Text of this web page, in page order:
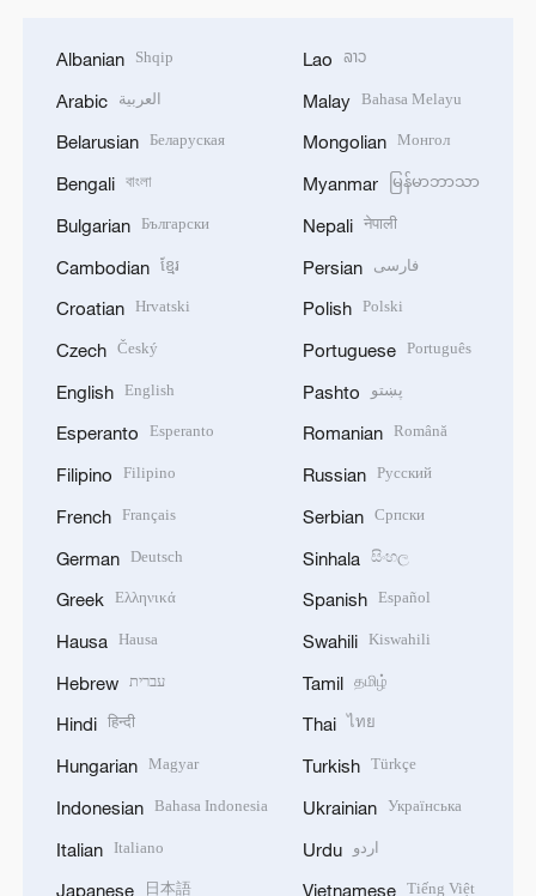
Albanian Shqip
Arabic العربية
Belarusian Беларуская
Bengali বাংলা
Bulgarian Български
Cambodian ខ្មែរ
Croatian Hrvatski
Czech Český
English English
Esperanto Esperanto
Filipino Filipino
French Français
German Deutsch
Greek Ελληνικά
Hausa Hausa
Hebrew עברית
Hindi हिन्दी
Hungarian Magyar
Indonesian Bahasa Indonesia
Italian Italiano
Japanese 日本語
Lao ລາວ
Malay Bahasa Melayu
Mongolian Монгол
Myanmar မြန်မာဘာသာ
Nepali नेपाली
Persian فارسی
Polish Polski
Portuguese Português
Pashto پښتو
Romanian Română
Russian Русский
Serbian Српски
Sinhala සිංහල
Spanish Español
Swahili Kiswahili
Tamil தமிழ்
Thai ไทย
Turkish Türkçe
Ukrainian Українська
Urdu اردو
Vietnamese Tiếng Việt